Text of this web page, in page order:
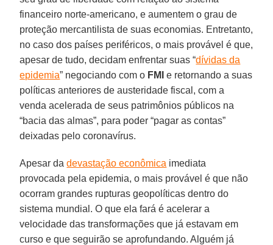
financeiro norte-americano, e aumentem o grau de
proteção mercantilista de suas economias. Entretanto,
no caso dos países periféricos, o mais provável é que,
apesar de tudo, decidam enfrentar suas “dívidas da
epidemia” negociando com o FMI e retornando a suas
políticas anteriores de austeridade fiscal, com a
venda acelerada de seus patrimônios públicos na
“bacia das almas”, para poder “pagar as contas”
deixadas pelo coronavírus.
Apesar dadevastação econômica imediata
provocada pela epidemia, o mais provável é que não
ocorram grandes rupturas geopolíticas dentro do
sistema mundial. O que ela fará é acelerar a
velocidade das transformações que já estavam em
curso e que seguirão se aprofundando. Alguém já